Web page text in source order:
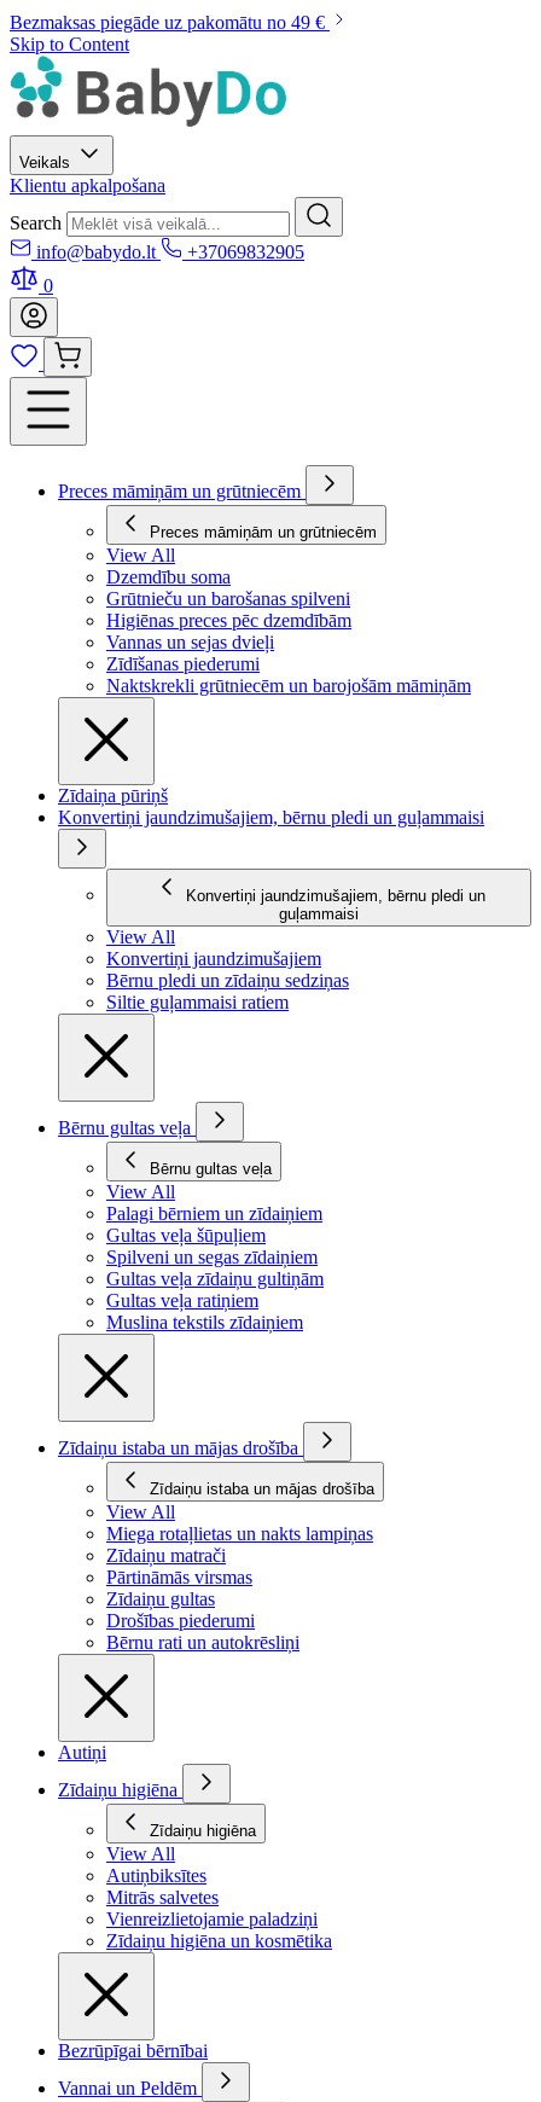
Bezmaksas piegāde uz pakomātu no 49 €
Skip to Content
Veikals
Klientu apkalpošana
Search
info@babydo.lt
+37069832905
0
Preces māmiņām un grūtniecēm
Preces māmiņām un grūtniecēm
View All
Dzemdību soma
Grūtnieču un barošanas spilveni
Higiēnas preces pēc dzemdībām
Vannas un sejas dvieļi
Zīdīšanas piederumi
Naktskrekli grūtniecēm un barojošām māmiņām
Zīdaiņa pūriņš
Konvertiņi jaundzimušajiem, bērnu pledi un guļammaisi
Konvertiņi jaundzimušajiem, bērnu pledi un
guļammaisi
View All
Konvertiņi jaundzimušajiem
Bērnu pledi un zīdaiņu sedziņas
Siltie guļammaisi ratiem
Bērnu gultas veļa
Bērnu gultas veļa
View All
Palagi bērniem un zīdaiņiem
Gultas veļa šūpuļiem
Spilveni un segas zīdaiņiem
Gultas veļa zīdaiņu gultiņām
Gultas veļa ratiņiem
Muslina tekstils zīdaiņiem
Zīdaiņu istaba un mājas drošība
Zīdaiņu istaba un mājas drošība
View All
Miega rotaļlietas un nakts lampiņas
Zīdaiņu matrači
Pārtināmās virsmas
Zīdaiņu gultas
Drošības piederumi
Bērnu rati un autokrēsliņi
Autiņi
Zīdaiņu higiēna
Zīdaiņu higiēna
View All
Autiņbiksītes
Mitrās salvetes
Vienreizlietojamie paladziņi
Zīdaiņu higiēna un kosmētika
Bezrūpīgai bērnībai
Vannai un Peldēm